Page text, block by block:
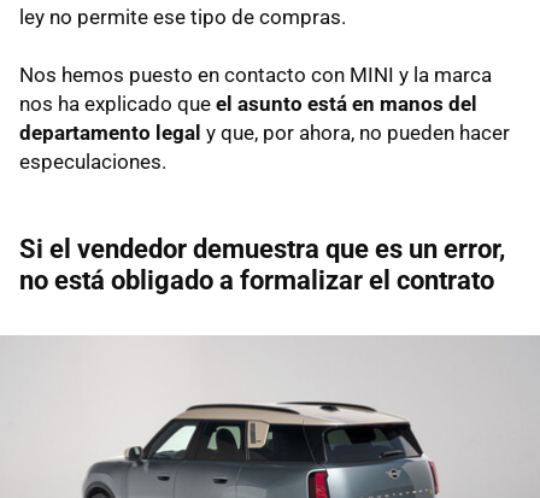
ley no permite ese tipo de compras.
Nos hemos puesto en contacto con MINI y la marca
nos ha explicado que el asunto está en manos del
departamento legal y que, por ahora, no pueden hacer
especulaciones.
Si el vendedor demuestra que es un error,
no está obligado a formalizar el contrato